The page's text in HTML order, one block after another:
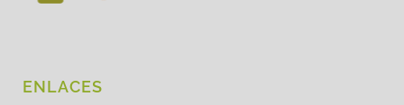
ENLACES